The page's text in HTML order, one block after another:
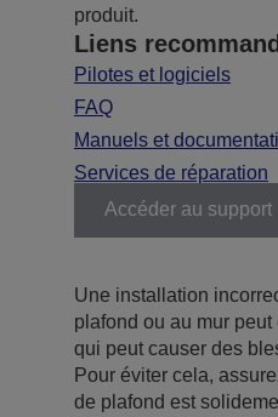
produit.
Liens
Pilotes et logiciels
FAQ
Manuels et
Services de réparation
Accéder au support
Une installation
plafond ou au mur
qui peut causer des
Pour éviter cela,
de plafond est